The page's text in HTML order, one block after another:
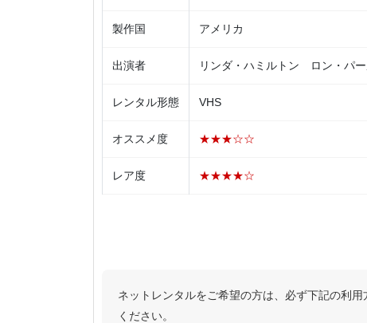
製作国 アメリカ
出演者 リンダ・ハミルトン ロン・パ
レンタル形態 VHS
オススメ度 ★★★☆☆
レア度 ★★★★☆
ネットレンタルをご希望の方は、必ず下記の利
ください。